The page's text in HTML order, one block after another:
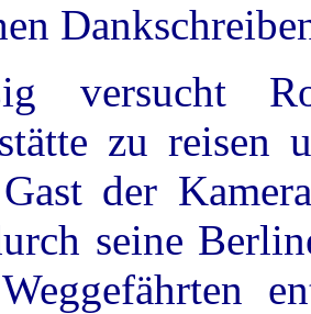
versucht
zu reisen
der
seine